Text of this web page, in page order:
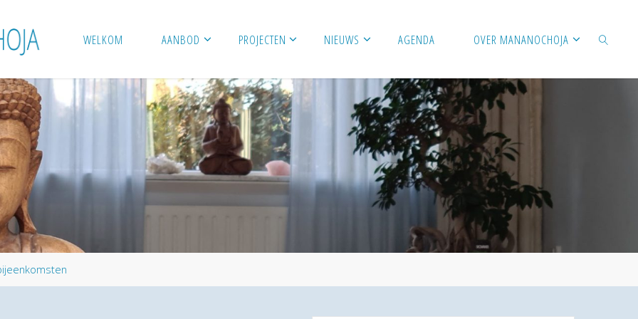
WELKOM AANBOD PROJECTEN NIEUWS AGENDA OVER MANANOCHOJA